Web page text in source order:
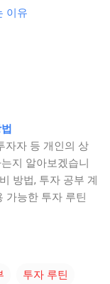
이유
자자 등 개인의 상
지 알아보겠습니
방법, 투자 공부 계
가능한 투자 루틴
투자 루틴